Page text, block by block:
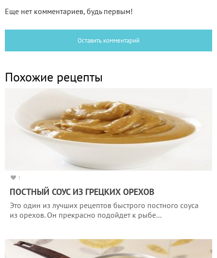
Еще нет комментариев, будь первым!
Оставить комментарий
Похожие рецепты
1
ПОСТНЫЙ СОУС ИЗ ГРЕЦКИХ ОРЕХОВ
Это один из лучших рецептов быстрого постного соуса
из орехов. Он прекрасно подойдет к рыбе…